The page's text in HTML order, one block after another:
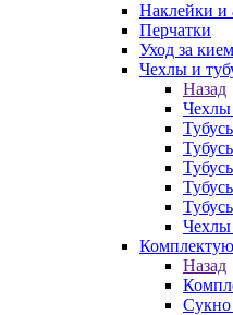
Наклейки и
Перчатки
Уход за
Чехлы и
Назад
Чехлы
Чехлы
Назад
Сукно